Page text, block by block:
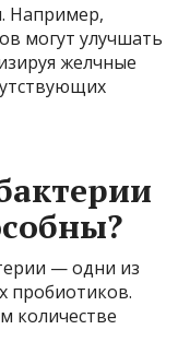
Например,
могут улучшать
желчные
— одни из
пробиотиков.
количестве